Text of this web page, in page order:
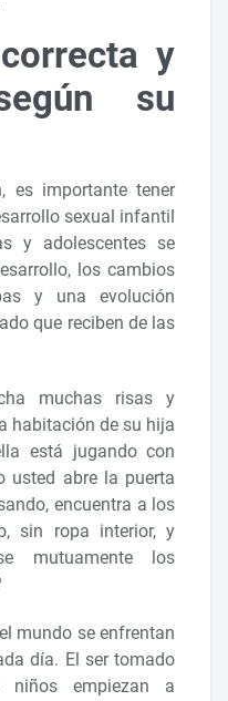
y
su
es importante tener
sexual infantil
y adolescentes se
los cambios
y una evolución
que reciben de las
muchas risas y
habitación de su hija
está jugando con
usted abre la puerta
encuentra a los
sin ropa interior, y
mutuamente los
mundo se enfrentan
día. El ser tomado
niños empiezan a